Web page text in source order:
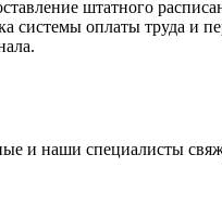
штатного
системы оплаты труда и
и наши специалисты